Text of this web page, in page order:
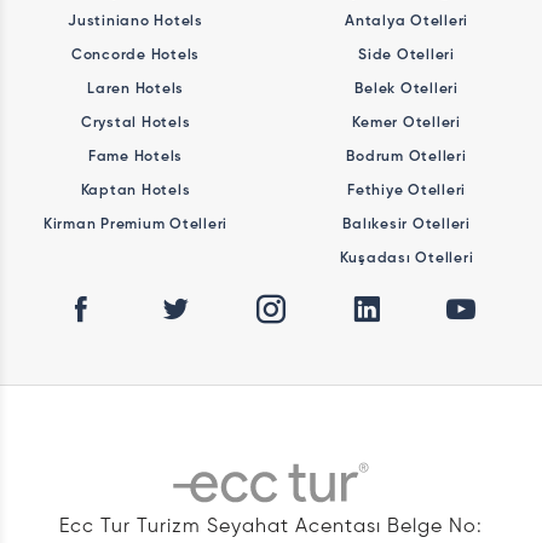
Justiniano Hotels
Concorde Hotels
Laren Hotels
Crystal Hotels
Fame Hotels
Kaptan Hotels
Kirman Premium Otelleri
Antalya Otelleri
Side Otelleri
Belek Otelleri
Kemer Otelleri
Bodrum Otelleri
Fethiye Otelleri
Balıkesir Otelleri
Kuşadası Otelleri
Ecc Tur Turizm Seyahat Acentası Belge No: